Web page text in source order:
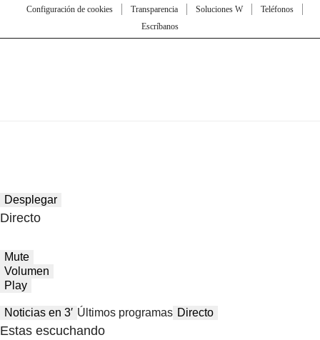
Configuración de cookies
Transparencia Soluciones W
Teléfonos
Escríbanos
Desplegar
Directo
Mute
Volumen
Play
Noticias en 3′ Últimos programas Directo
Estas escuchando